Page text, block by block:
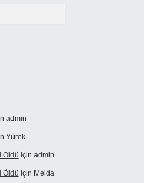
admin
Yürek
Öldü için admin
Öldü için Melda